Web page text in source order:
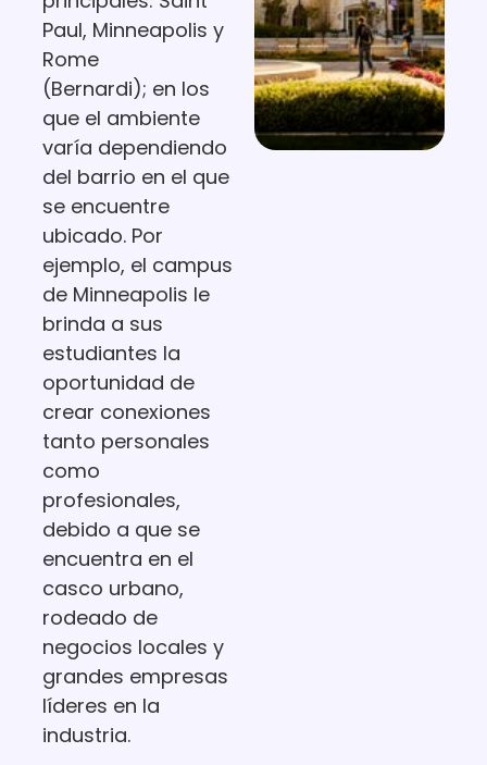
Paul, Minneapolis y
Rome
(Bernardi); en los
que el ambiente
varía dependiendo
del barrio en el que
se encuentre
ubicado. Por
ejemplo, el campus
de Minneapolis le
brinda a sus
estudiantes la
oportunidad de
crear conexiones
tanto personales
como
profesionales,
debido a que se
encuentra en el
casco urbano,
rodeado de
negocios locales y
grandes empresas
líderes en la
industria.